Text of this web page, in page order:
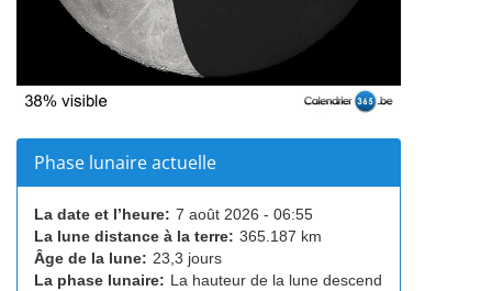
Phase lunaire actuelle
La date et l’heure: 7 août 2026 - 06:55
La lune distance à la terre: 365.187 km
Âge de la lune: 23,3 jours
La phase lunaire: La hauteur de la lune descend